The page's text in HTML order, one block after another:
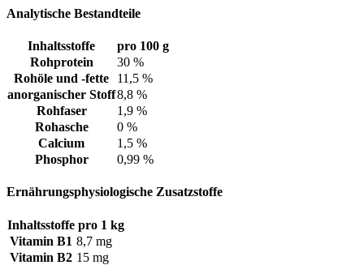
Analytische Bestandteile
Inhaltsstoffe
pro 100 g
Rohprotein
30 %
Rohöle und -fette
11,5 %
anorganischer Stoff8,8 %
Rohfaser
1,9 %
Rohasche
0 %
Calcium
1,5 %
Phosphor
0,99 %
Ernährungsphysiologische Zusatzstoffe
Inhaltsstoffe pro 1 kg
Vitamin B1 8,7 mg
Vitamin B2 15 mg